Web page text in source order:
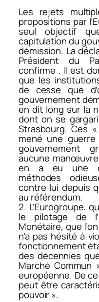
Les rejets
propositions par
seul objectif
capitulation du
démission. La
Président du
confirme . Il est
que les
de cesse que
gouvernement
en dit long sur la
dont on se
Strasbourg. Ces
mené une
gouvernement
aucune
en a eu une
méthodes
contre lui depuis
au référendum.
2. L’Eurogroupe,
le pilotage de
Monétaire, que
n’a pas hésité à
fonctionnement
des décennies
Marché Commun
européenne. De
peut être
pouvoir ».